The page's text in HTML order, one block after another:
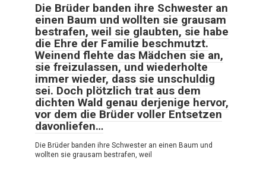
Die Brüder banden ihre Schwester an
einen Baum und wollten sie grausam
bestrafen, weil sie glaubten, sie habe
die Ehre der Familie beschmutzt.
Weinend flehte das Mädchen sie an,
sie freizulassen, und wiederholte
immer wieder, dass sie unschuldig
sei. Doch plötzlich trat aus dem
dichten Wald genau derjenige hervor,
vor dem die Brüder voller Entsetzen
davonliefen…
Die Brüder banden ihre Schwester an einen Baum und
wollten sie grausam bestrafen, weil